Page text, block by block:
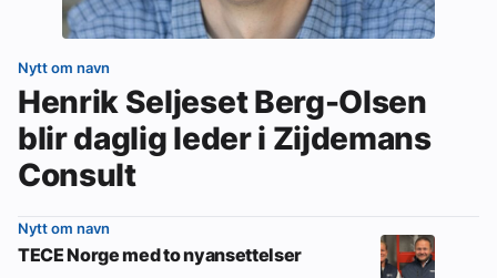
Nytt om navn
Henrik Seljeset Berg-Olsen
blir daglig leder i Zijdemans
Consult
Nytt om navn
TECE Norge med to nyansettelser